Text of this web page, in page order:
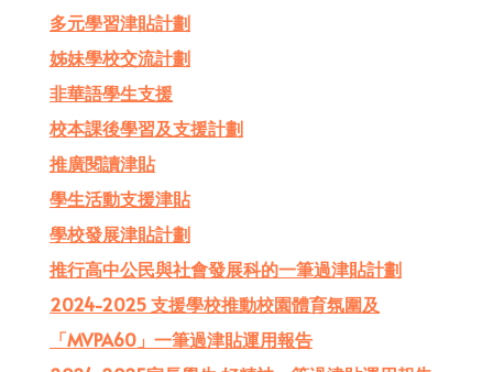
多元學習津貼計劃
姊妹學校交流計劃
非華語學生支援
校本課後學習及支援計劃
推廣閱讀津貼
學生活動支援津貼
學校發展津貼計劃
推行高中公民與社會發展科的一筆過津貼計劃
2024-2025 支援學校推動校園體育氛圍及
「MVPA60」一筆過津貼運用報告